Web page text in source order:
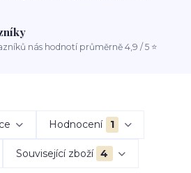
nás hodnotí průměrně 4,9 / 5 ⭐
Hodnocení 1
Související zboží 4